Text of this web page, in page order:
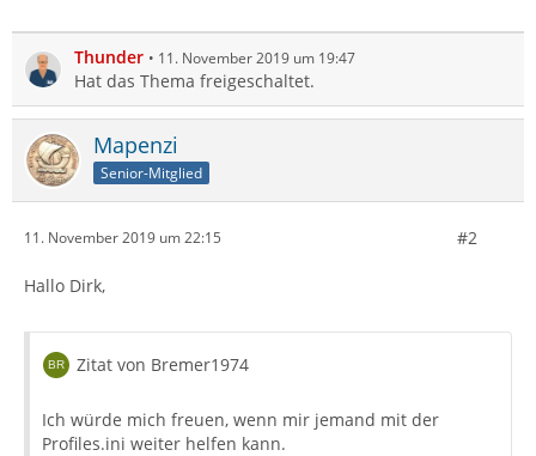
Thunder 11. November 2019 um 19:47
Hat das Thema freigeschaltet.
Mapenzi
Senior-Mitglied
11. November 2019 um 22:15 #2
Hallo Dirk,
Zitat von Bremer1974
Ich würde mich freuen, wenn mir jemand mit der
Profiles.ini weiter helfen kann.